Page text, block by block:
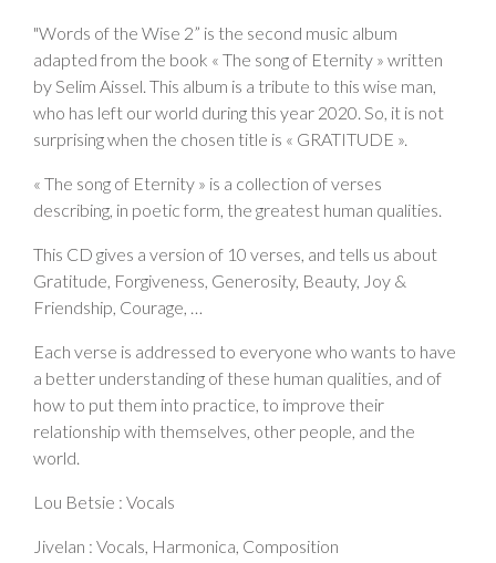
"Words of the Wise 2” is the second music album
adapted from the book « The song of Eternity » written
by Selim Aissel. This album is a tribute to this wise man,
who has left our world during this year 2020. So, it is not
surprising when the chosen title is « GRATITUDE ».
« The song of Eternity » is a collection of verses
describing, in poetic form, the greatest human qualities.
This CD gives a version of 10 verses, and tells us about
Gratitude, Forgiveness, Generosity, Beauty, Joy &
Friendship, Courage, …
Each verse is addressed to everyone who wants to have
a better understanding of these human qualities, and of
how to put them into practice, to improve their
relationship with themselves, other people, and the
world.
Lou Betsie : Vocals
Jivelan : Vocals, Harmonica, Composition